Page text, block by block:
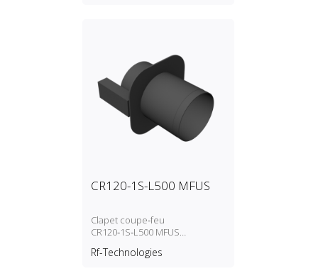
CR120-1S-L500 MFUS
Clapet coupe‑feu
CR120‑1S‑L500 MFUS
autocommandé (fusible
Rf-Technologies